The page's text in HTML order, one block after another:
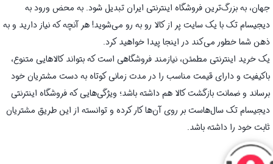
جهان، به بزرگ‌ترین فروشگاه اینترنتی ایران تبدیل شود. به محض ورود به
دیجیسام تک با یک سایت پر از کالا رو به رو می‌شوید! هر آنچه که نیاز دارید و به
ذهن شما خطور می‌کند در اینجا پیدا خواهید کرد.
یک خرید اینترنتی مطمئن، نیازمند فروشگاهی است که بتواند کالاهایی متنوع،
باکیفیت و دارای قیمت مناسب را در مدت زمانی کوتاه به دست مشتریان خود
برساند و ضمانت بازگشت کالا هم داشته باشد؛ ویژگی‌هایی که فروشگاه اینترنتی
دیجیسام تک سال‌هاست بر روی آن‌ها کار کرده و توانسته از این طریق مشتریان
ثابت خود را داشته باشد.